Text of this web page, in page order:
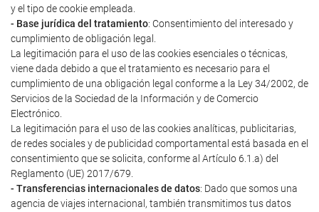
y el tipo de cookie empleada.
- Base jurídica del tratamiento: Consentimiento del interesado y
cumplimiento de obligación legal.
La legitimación para el uso de las cookies esenciales o técnicas,
viene dada debido a que el tratamiento es necesario para el
cumplimiento de una obligación legal conforme a la Ley 34/2002, de
Servicios de la Sociedad de la Información y de Comercio
Electrónico.
La legitimación para el uso de las cookies analíticas, publicitarias,
de redes sociales y de publicidad comportamental está basada en el
consentimiento que se solicita, conforme al Artículo 6.1.a) del
Reglamento (UE) 2017/679.
- Transferencias internacionales de datos: Dado que somos una
agencia de viajes internacional, también transmitimos tus datos